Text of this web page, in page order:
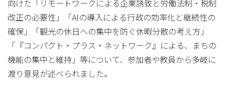
向けた「リモートワークによる企業誘致と労働法制・税制
改正の必要性」「AIの導入による行政の効率化と継続性の
確保」「観光の休日への集中を防ぐ休暇分散の考え方」
「『コンパクト・プラス・ネットワーク』による、まちの
機能の集中と維持」等について、参加者や教員から多岐に
渡り意見が述べられました。